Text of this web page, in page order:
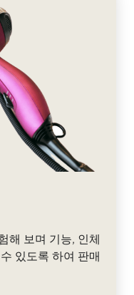
해 보며 기능, 인체
있도록 하여 판매